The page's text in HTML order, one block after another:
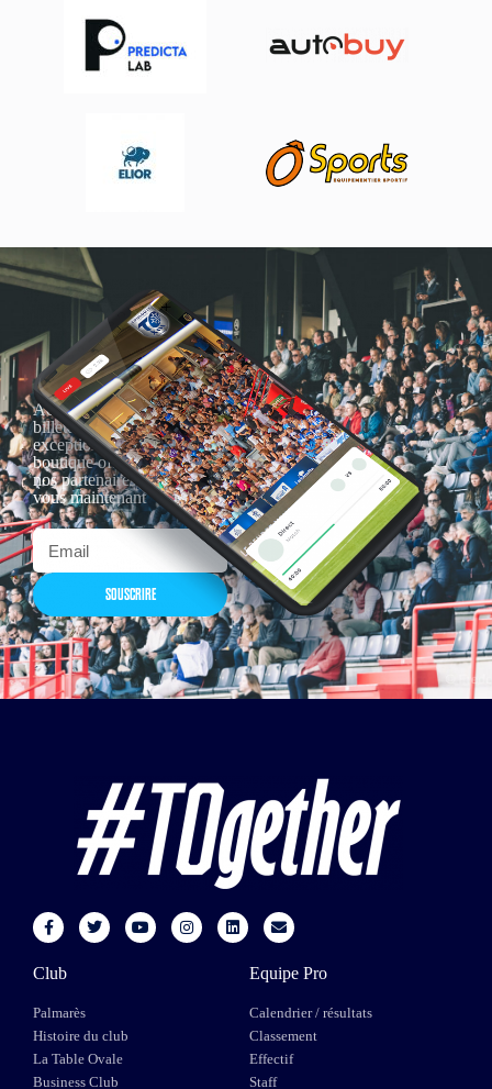
Actualités, nouveautés,
billetterie, remises
exceptionnelles dans la
boutique officielles & chez
nos partenaires… Inscrivez-
vous maintenant
SOUSCRIRE
Club
Palmarès
Histoire du club
La Table Ovale
Business Club
Equipe Pro
Calendrier / résultats
Classement
Effectif
Staff